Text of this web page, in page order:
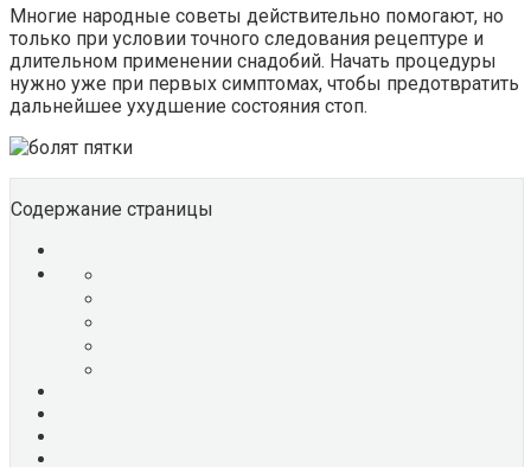
Многие народные советы действительно помогают, но
только при условии точного следования рецептуре и
длительном применении снадобий. Начать процедуры
нужно уже при первых симптомах, чтобы предотвратить
дальнейшее ухудшение состояния стоп.
Содержание страницы